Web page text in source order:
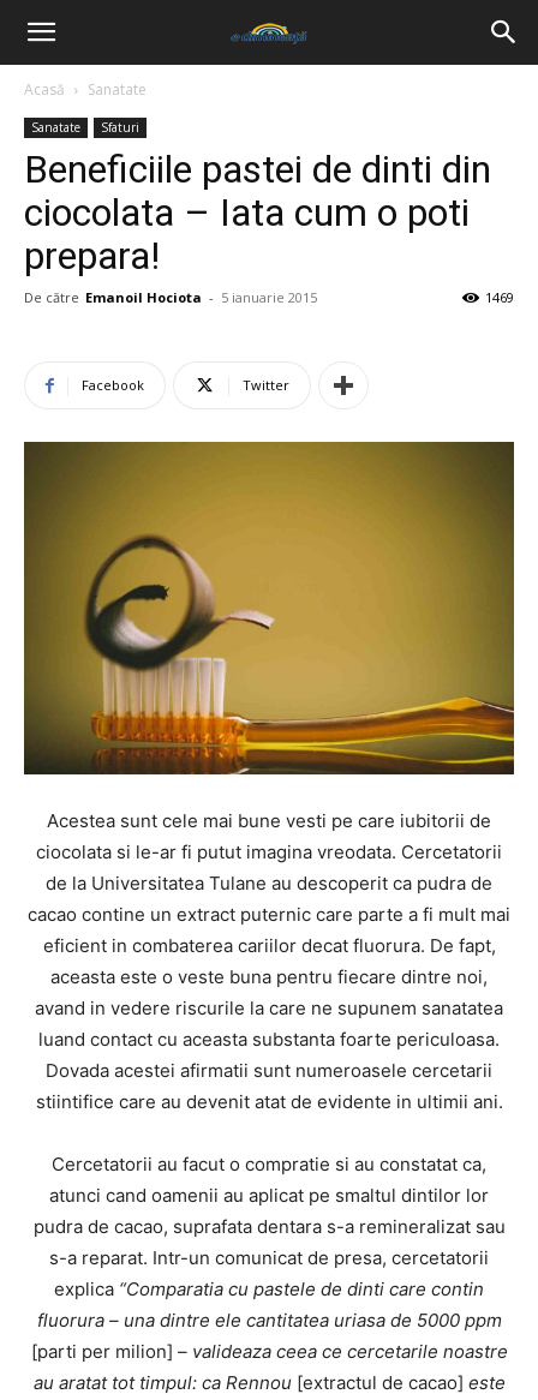
Acasă Sanatate
Sanatate Sfaturi
Beneficiile pastei de dinti din
ciocolata – Iata cum o poti
prepara!
De către Emanoil Hociota - 5 ianuarie 2015 1469
Facebook Twitter
Acestea sunt cele mai bune vesti pe care iubitorii de
ciocolata si le-ar fi putut imagina vreodata. Cercetatorii
de la Universitatea Tulane au descoperit ca pudra de
cacao contine un extract puternic care parte a fi mult mai
eficient in combaterea cariilor decat fluorura. De fapt,
aceasta este o veste buna pentru fiecare dintre noi,
avand in vedere riscurile la care ne supunem sanatatea
luand contact cu aceasta substanta foarte periculoasa.
Dovada acestei afirmatii sunt numeroasele cercetarii
stiintifice care au devenit atat de evidente in ultimii ani.
Cercetatorii au facut o compratie si au constatat ca,
atunci cand oamenii au aplicat pe smaltul dintilor lor
pudra de cacao, suprafata dentara s-a remineralizat sau
s-a reparat. Intr-un comunicat de presa, cercetatorii
explica “Comparatia cu pastele de dinti care contin
fluorura – una dintre ele cantitatea uriasa de 5000 ppm
[parti per milion] – valideaza ceea ce cercetarile noastre
au aratat tot timpul: ca Rennou[extractul de cacao] este